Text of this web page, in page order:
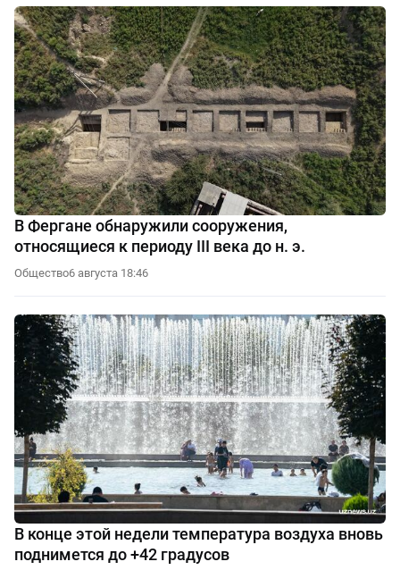
В Фергане обнаружили сооружения,
относящиеся к периоду III века до н. э.
Общество6 августа 18:46
В конце этой недели температура воздуха вновь
поднимется до +42 градусов